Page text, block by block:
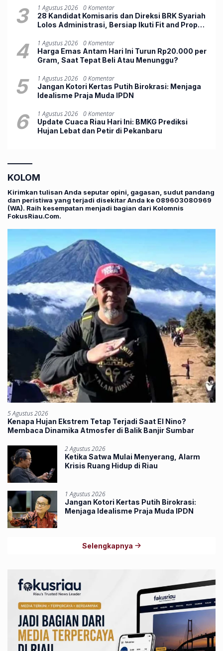
3 1 Agustus 2026 0 Komentar
28 Kandidat Komisaris dan Direksi BRK Syariah
Lolos Administrasi, Bersiap Ikuti Fit and Proper
4 1 Agustus 2026 0 Komentar
Harga Emas Antam Hari Ini Turun Rp20.000 per
Gram, Saat Tepat Beli Atau Menunggu?
5 1 Agustus 2026 0 Komentar
Jangan Kotori Kertas Putih Birokrasi: Menjaga
Idealisme Praja Muda IPDN
6 1 Agustus 2026 0 Komentar
Update Cuaca Riau Hari Ini: BMKG Prediksi
Hujan Lebat dan Petir di Pekanbaru
KOLOM
Kirimkan tulisan Anda seputar opini, gagasan, sudut pandang
dan peristiwa yang terjadi disekitar Anda ke 089603080969
(WA). Raih kesempatan menjadi bagian dari Kolomnis
FokusRiau.Com.
5 Agustus 2026
Kenapa Hujan Ekstrem Tetap Terjadi Saat El Nino?
Membaca Dinamika Atmosfer di Balik Banjir Sumbar
2 Agustus 2026
Ketika Satwa Mulai Menyerang, Alarm
Krisis Ruang Hidup di Riau
1 Agustus 2026
Jangan Kotori Kertas Putih Birokrasi:
Menjaga Idealisme Praja Muda IPDN
Selengkapnya